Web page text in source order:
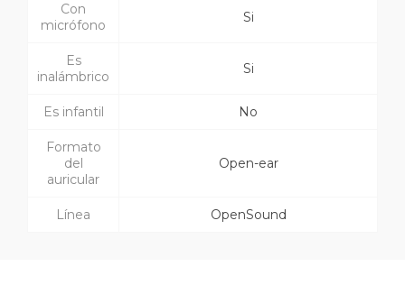
Con
micrófono
Si
Es
inalámbrico
Si
Es infantil No
Formato
del
auricular
Open-ear
Línea OpenSound